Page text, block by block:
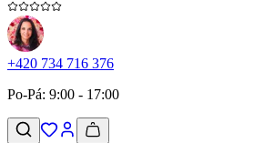
+420 734 716 376
Po-Pá: 9:00 - 17:00